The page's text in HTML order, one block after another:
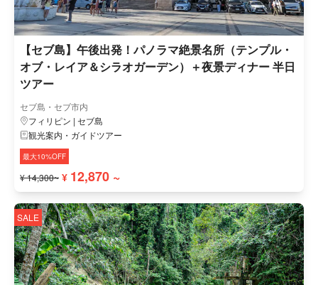
【セブ島】午後出発！パノラマ絶景名所（テンプル・
オブ・レイア＆シラオガーデン）＋夜景ディナー 半日
ツアー
セブ島・セブ市内
フィリピン | セブ島
観光案内・ガイドツアー
最大10%OFF
¥ 14,300~ ¥ 12,870 ~
SALE